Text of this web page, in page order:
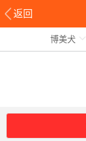
返回
博美犬